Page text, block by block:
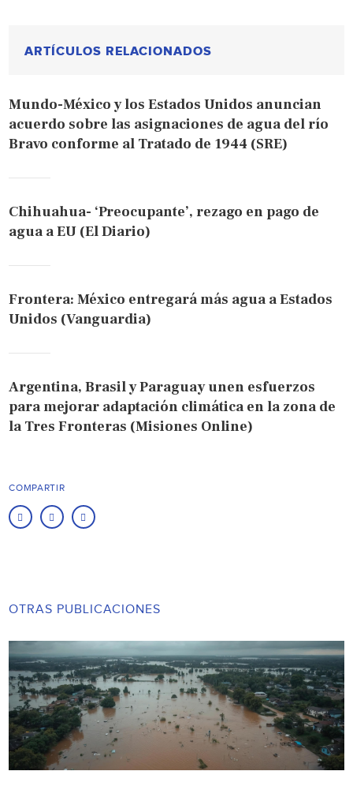
ARTÍCULOS RELACIONADOS
Mundo-México y los Estados Unidos anuncian
acuerdo sobre las asignaciones de agua del río
Bravo conforme al Tratado de 1944 (SRE)
Chihuahua- ‘Preocupante’, rezago en pago de
agua a EU (El Diario)
Frontera: México entregará más agua a Estados
Unidos (Vanguardia)
Argentina, Brasil y Paraguay unen esfuerzos
para mejorar adaptación climática en la zona de
la Tres Fronteras (Misiones Online)
COMPARTIR
OTRAS PUBLICACIONES